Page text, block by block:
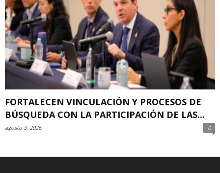
FORTALECEN VINCULACIÓN Y PROCESOS DE
BÚSQUEDA CON LA PARTICIPACIÓN DE LAS...
agosto 3, 2026 0